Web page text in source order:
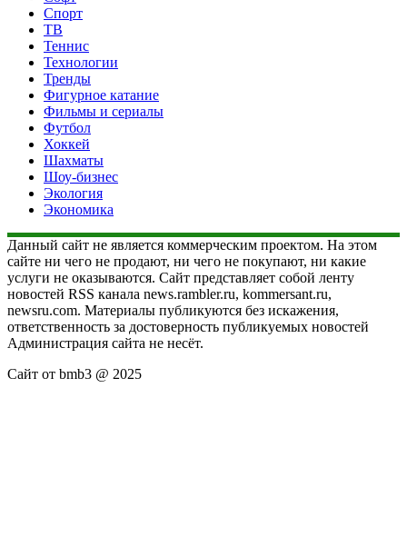
Спорт
ТВ
Теннис
Технологии
Тренды
Фигурное катание
Фильмы и сериалы
Футбол
Хоккей
Шахматы
Шоу-бизнес
Экология
Экономика
Данный сайт не является коммерческим проектом. На этом
сайте ни чего не продают, ни чего не покупают, ни какие
услуги не оказываются. Сайт представляет собой ленту
новостей RSS канала news.rambler.ru, kommersant.ru,
newsru.com. Материалы публикуются без искажения,
ответственность за достоверность публикуемых новостей
Администрация сайта не несёт.
Сайт от bmb3 @ 2025